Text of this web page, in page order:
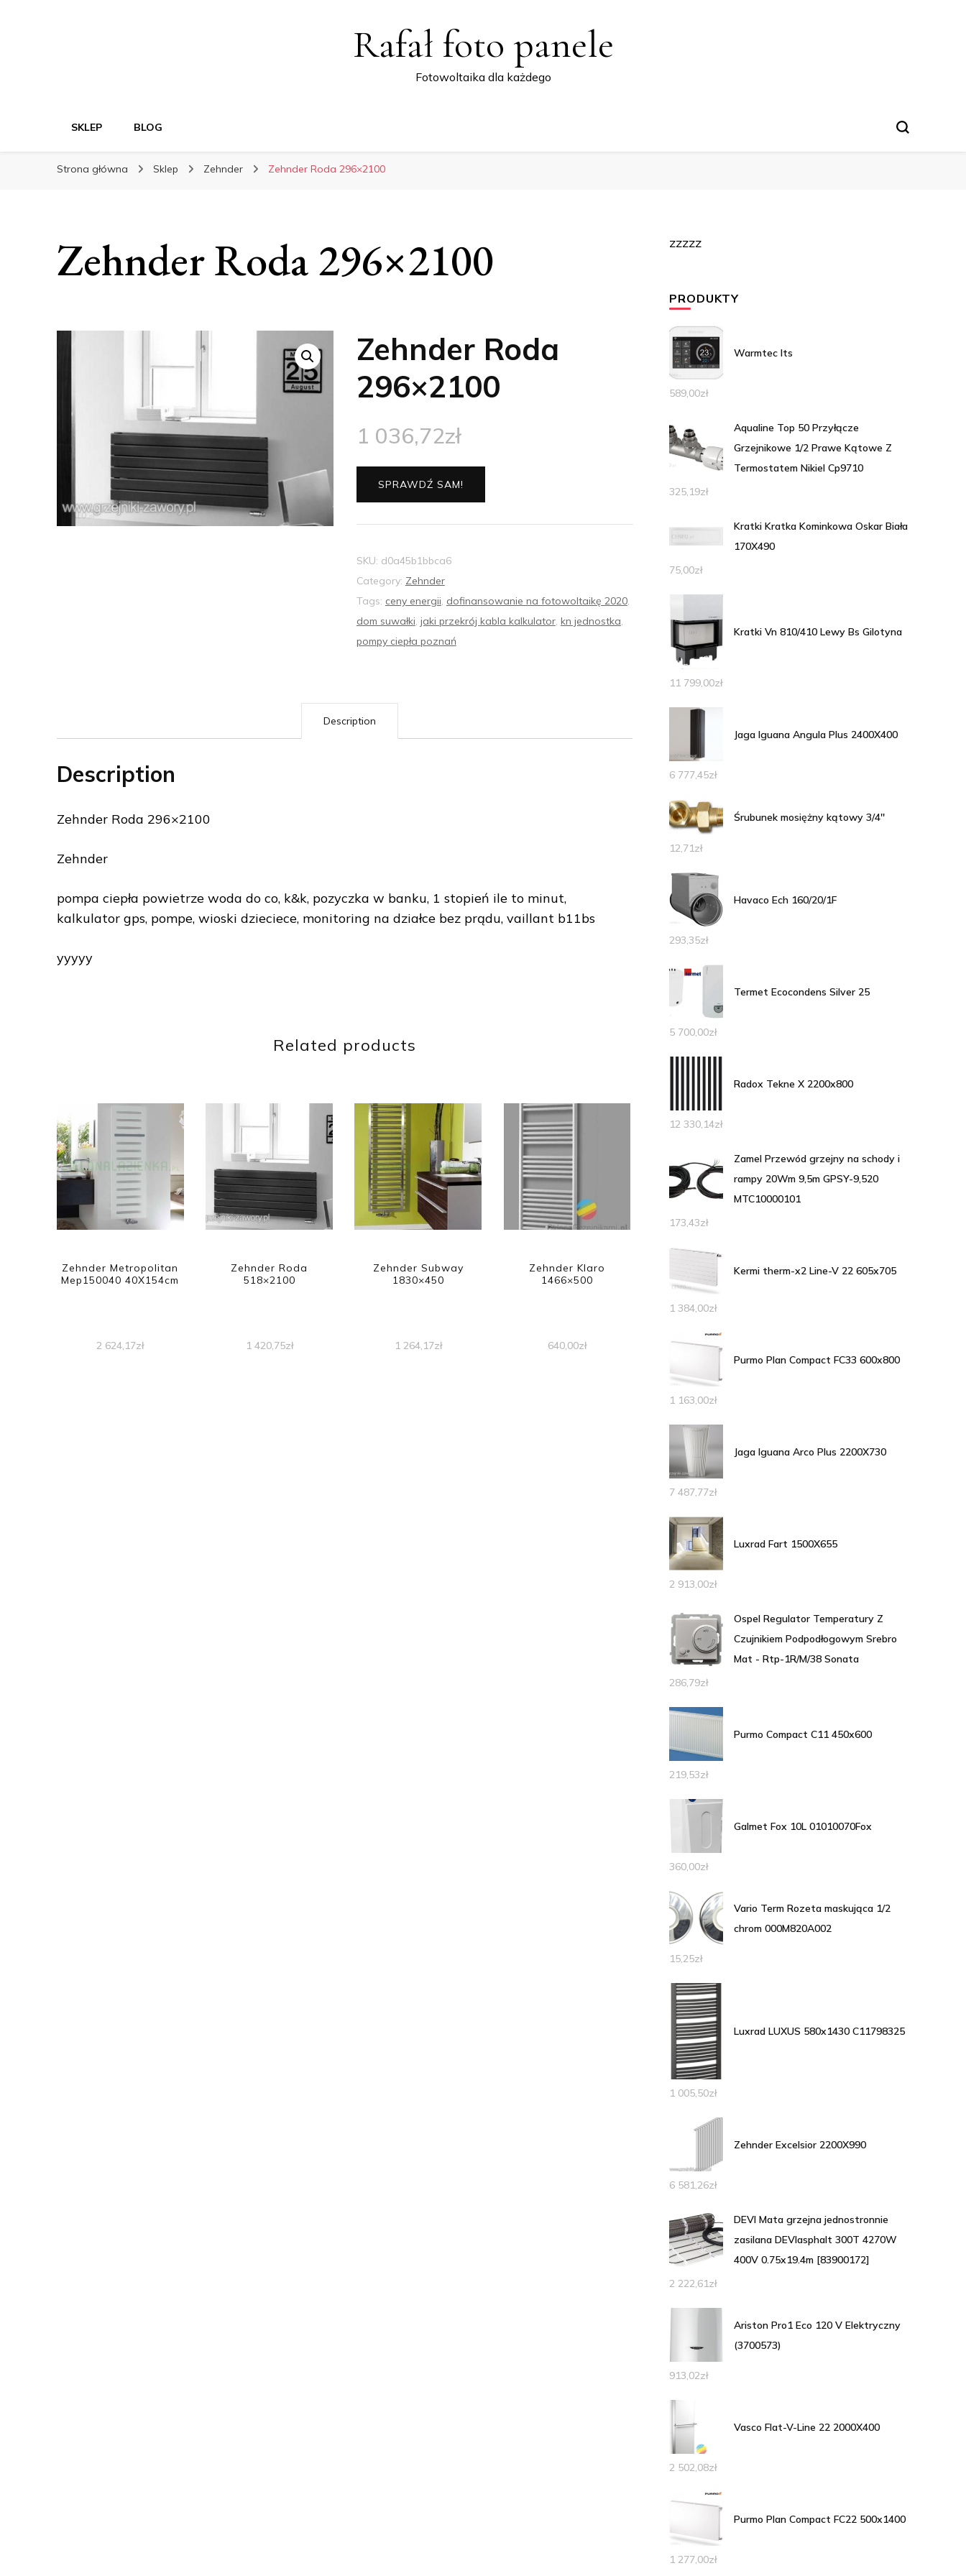
Rafał foto panele
Fotowoltaika dla każdego
SKLEP BLOG
Strona główna Sklep Zehnder Zehnder Roda 296×2100
Zehnder Roda 296×2100
Zehnder Roda
296×2100
1 036,72zł
SPRAWDŹ SAM!
SKU: d0a45b1bbca6
Category: Zehnder
Tags: ceny energii, dofinansowanie na fotowoltaikę 2020,
dom suwałki, jaki przekrój kabla kalkulator, kn jednostka,
pompy ciepła poznań
Description
Description
Zehnder Roda 296×2100
Zehnder
pompa ciepła powietrze woda do co, k&k, pozyczka w banku, 1 stopień ile to minut,
kalkulator gps, pompe, wioski dzieciece, monitoring na działce bez prądu, vaillant b11bs
yyyyy
Related products
Zehnder Metropolitan
Mep150040 40X154cm
2 624,17zł
Zehnder Roda
518×2100
1 420,75zł
Zehnder Subway
1830×450
1 264,17zł
Zehnder Klaro
1466×500
640,00zł
zzzzz
PRODUKTY
Warmtec Its
589,00zł
Aqualine Top 50 Przyłącze
Grzejnikowe 1/2 Prawe Kątowe Z
Termostatem Nikiel Cp9710
325,19zł
Kratki Kratka Kominkowa Oskar Biała
170X490
75,00zł
Kratki Vn 810/410 Lewy Bs Gilotyna
11 799,00zł
Jaga Iguana Angula Plus 2400X400
6 777,45zł
Śrubunek mosiężny kątowy 3/4''
12,71zł
Havaco Ech 160/20/1F
293,35zł
Termet Ecocondens Silver 25
5 700,00zł
Radox Tekne X 2200x800
12 330,14zł
Zamel Przewód grzejny na schody i
rampy 20Wm 9,5m GPSY-9,520
MTC10000101
173,43zł
Kermi therm-x2 Line-V 22 605x705
1 384,00zł
Purmo Plan Compact FC33 600x800
1 163,00zł
Jaga Iguana Arco Plus 2200X730
7 487,77zł
Luxrad Fart 1500X655
2 913,00zł
Ospel Regulator Temperatury Z
Czujnikiem Podpodłogowym Srebro
Mat - Rtp-1R/M/38 Sonata
286,79zł
Purmo Compact C11 450x600
219,53zł
Galmet Fox 10L 01010070Fox
360,00zł
Vario Term Rozeta maskująca 1/2
chrom 000M820A002
15,25zł
Luxrad LUXUS 580x1430 C11798325
1 005,50zł
Zehnder Excelsior 2200X990
6 581,26zł
DEVI Mata grzejna jednostronnie
zasilana DEVIasphalt 300T 4270W
400V 0.75x19.4m [83900172]
2 222,61zł
Ariston Pro1 Eco 120 V Elektryczny
(3700573)
913,02zł
Vasco Flat-V-Line 22 2000X400
2 502,08zł
Purmo Plan Compact FC22 500x1400
1 277,00zł